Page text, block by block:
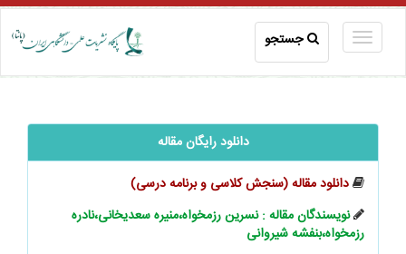
جستجو
دانلود رایگان مقاله
دانلود مقاله (سنجش کلاسی و برنامه درسی)
نویسندگان مقاله : نسرین رزمخواه،منیره سعدیخانی،نادره
رزمخواه،بنفشه شیروانی